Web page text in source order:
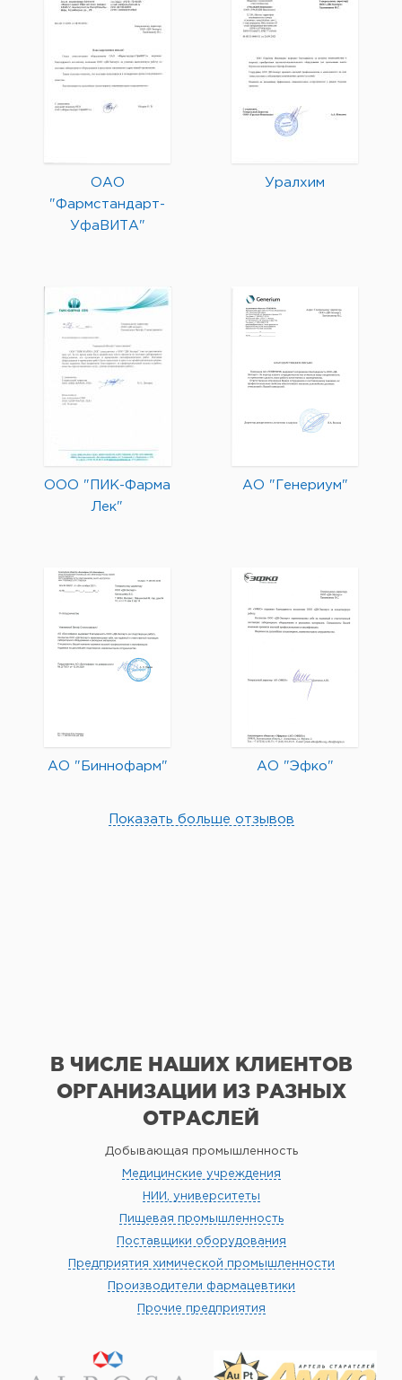
ОАО
"Фармстандарт-
УфаВИТА"
Уралхим
ООО "ПИК-Фарма
Лек"
АО "Генериум"
АО "Биннофарм" АО "Эфко"
Показать больше отзывов
В ЧИСЛЕ НАШИХ КЛИЕНТОВ
ОРГАНИЗАЦИИ ИЗ РАЗНЫХ
ОТРАСЛЕЙ
Добывающая промышленность
Медицинские учреждения
НИИ, университеты
Пищевая промышленность
Поставщики оборудования
Предприятия химической промышленности
Производители фармацевтики
Прочие предприятия